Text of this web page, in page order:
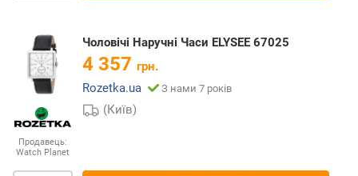
Продавець:
Watch Planet
Чоловічі Наручні Часи ELYSEE 67025
4 357 грн.
Rozetka.ua
З нами 7 років
(Київ)